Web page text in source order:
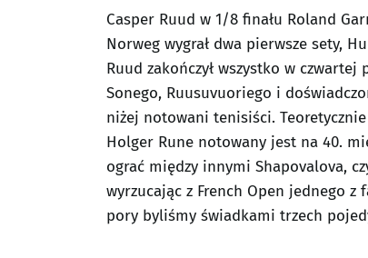
Casper Ruud w 1/8 finału Roland
Norweg wygrał dwa pierwsze sety,
Ruud zakończył wszystko w
Sonego, Ruusuvuoriego i
niżej notowani tenisiści.
Holger Rune notowany jest na 40.
ograć między innymi Shapovalova,
wyrzucając z French Open jednego
pory byliśmy świadkami trzech